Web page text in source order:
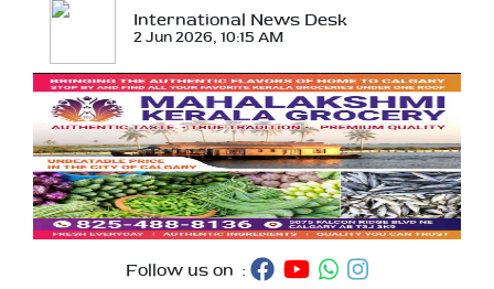
International News Desk
2 Jun 2026, 10:15 AM
Follow us on :